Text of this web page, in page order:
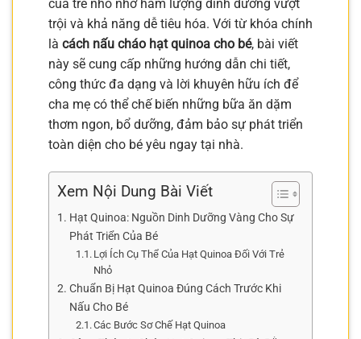
của trẻ nhỏ nhờ hàm lượng dinh dưỡng vượt
trội và khả năng dễ tiêu hóa. Với từ khóa chính
là cách nấu cháo hạt quinoa cho bé, bài viết
này sẽ cung cấp những hướng dẫn chi tiết,
công thức đa dạng và lời khuyên hữu ích để
cha mẹ có thể chế biến những bữa ăn dặm
thơm ngon, bổ dưỡng, đảm bảo sự phát triển
toàn diện cho bé yêu ngay tại nhà.
Xem Nội Dung Bài Viết
Hạt Quinoa: Nguồn Dinh Dưỡng Vàng Cho Sự
Phát Triển Của Bé
Lợi Ích Cụ Thể Của Hạt Quinoa Đối Với Trẻ
Nhỏ
Chuẩn Bị Hạt Quinoa Đúng Cách Trước Khi
Nấu Cho Bé
Các Bước Sơ Chế Hạt Quinoa